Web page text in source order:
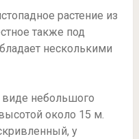
растение из
также под
несколькими
виде небольшого
около 15 м.
у